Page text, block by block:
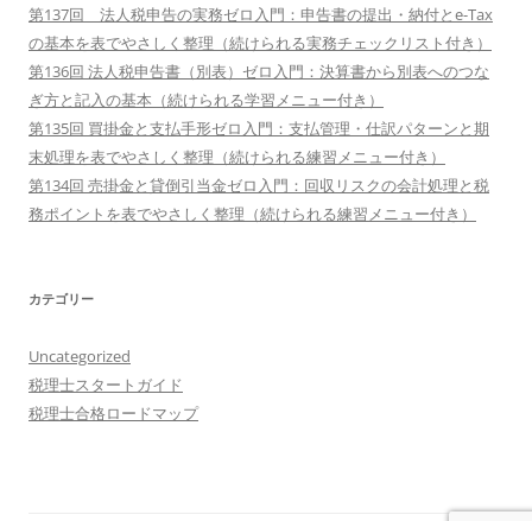
第137回 法人税申告の実務ゼロ入門：申告書の提出・納付とe-Tax
の基本を表でやさしく整理（続けられる実務チェックリスト付き）
第136回 法人税申告書（別表）ゼロ入門：決算書から別表へのつな
ぎ方と記入の基本（続けられる学習メニュー付き）
第135回 買掛金と支払手形ゼロ入門：支払管理・仕訳パターンと期
末処理を表でやさしく整理（続けられる練習メニュー付き）
第134回 売掛金と貸倒引当金ゼロ入門：回収リスクの会計処理と税
務ポイントを表でやさしく整理（続けられる練習メニュー付き）
カテゴリー
Uncategorized
税理士スタートガイド
税理士合格ロードマップ